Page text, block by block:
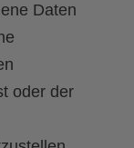
Daten
oder der